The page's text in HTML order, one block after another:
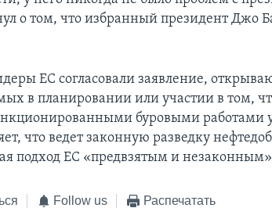
о том, что избранный президент Джо
ЕС согласовали заявление,
в планировании или участии в том,
буровыми работами
что ведет законную разведку
подход ЕС «предвзятым и
Follow us Распечатать